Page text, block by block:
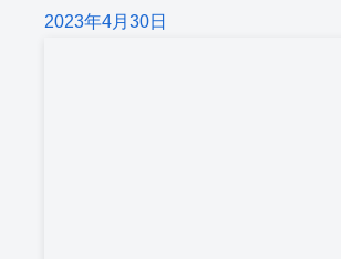
2023年4月30日